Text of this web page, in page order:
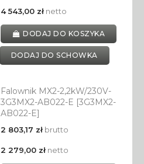
4 543,00 złnetto
DODAJ DO KOSZYKA
DODAJ DO SCHOWKA
Falownik MX2-2,2kW/230V-
3G3MX2-AB022-E [3G3MX2-
AB022-E]
2 803,17 złbrutto
2 279,00 złnetto